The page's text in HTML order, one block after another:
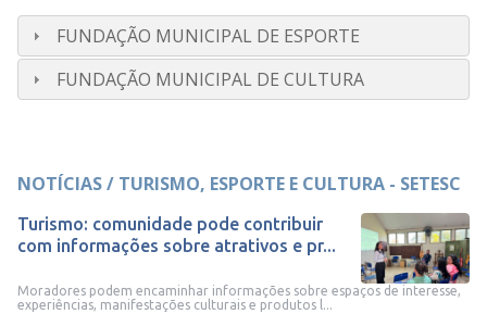
FUNDAÇÃO MUNICIPAL DE ESPORTE
FUNDAÇÃO MUNICIPAL DE CULTURA
NOTÍCIAS / TURISMO, ESPORTE E CULTURA - SETESC
Turismo: comunidade pode contribuir
com informações sobre atrativos e pr...
Moradores podem encaminhar informações sobre espaços de interesse,
experiências, manifestações culturais e produtos l...